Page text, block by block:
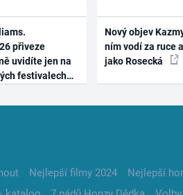
přiveze
uvidíte jen na
festivalech
Nový objev
ním vodí za ruce
jako Rosecká
Nejlepší filmy 2024 Nejlepší